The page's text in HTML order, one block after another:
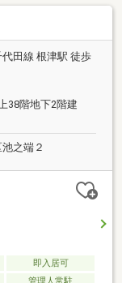
田線 根津駅 徒歩
38階地下2階建
之端２
即入居可
管理人常駐